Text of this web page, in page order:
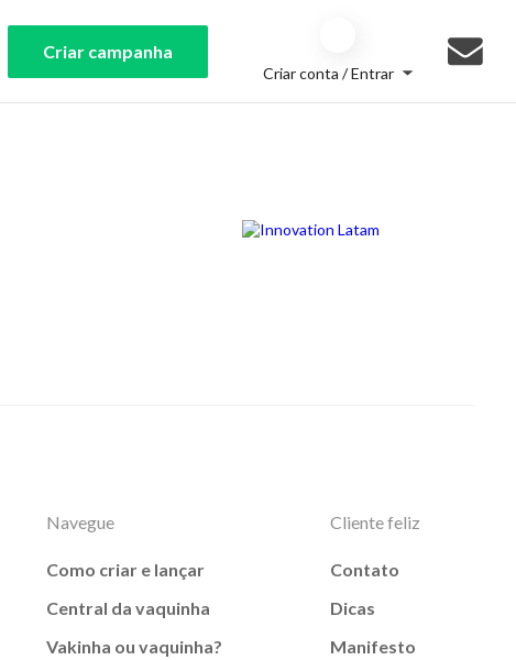
Criar campanha
Criar conta / Entrar
Navegue
Como criar e lançar
Central da vaquinha
Vakinha ou vaquinha?
Cliente feliz
Contato
Dicas
Manifesto